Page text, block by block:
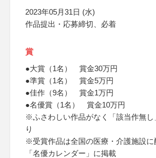
2023年05月31日 (水)
作品提出・応募締切、必着
賞
●大賞（1名） 賞金30万円
●準賞（1名） 賞金5万円
●佳作（9名） 賞金1万円
●名優賞（1名） 賞金10万円
※ふさわしい作品がなく「該当作無し
り
※受賞作品は全国の医療・介護施設に
「名優カレンダー」に掲載